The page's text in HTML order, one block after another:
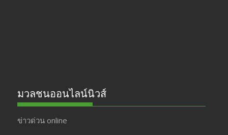
มวลชนออนไลน์นิวส์
ข่าวด่วน online